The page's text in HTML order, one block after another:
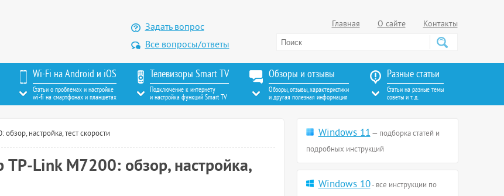
Wi-Fi на Android и iOS
Статьи о проблемах и настройке
wi-fi на смартфонах и планшетах
Телевизоры Smart TV
Подключение к интернету
и настройка функций Smart TV
Обзоры и отзывы
Обзоры, отзывы, характеристики
и другая полезная информация
Разные статьи
Статьи на разные темы
советы и т. д.
Задать вопрос
Все вопросы/ответы
Главная О сайте Контакты
настройка, тест скорости
Link M7200: обзор, настройка,
Windows 11 — подборка статей и
подробных инструкций
Windows 10- все инструкции по